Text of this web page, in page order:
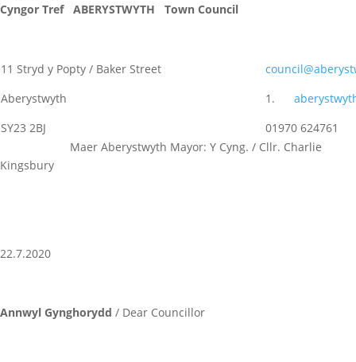
Cyngor Tref ABERYSTWYTH Town Council
11 Stryd y Popty / Baker Street
Aberystwyth
SY23 2BJ
1.
01970 624761
Maer Aberystwyth Mayor: Y Cyng. / Cllr. Charlie
Kingsbury
22.7.2020
Annwyl Gynghorydd / Dear Councillor